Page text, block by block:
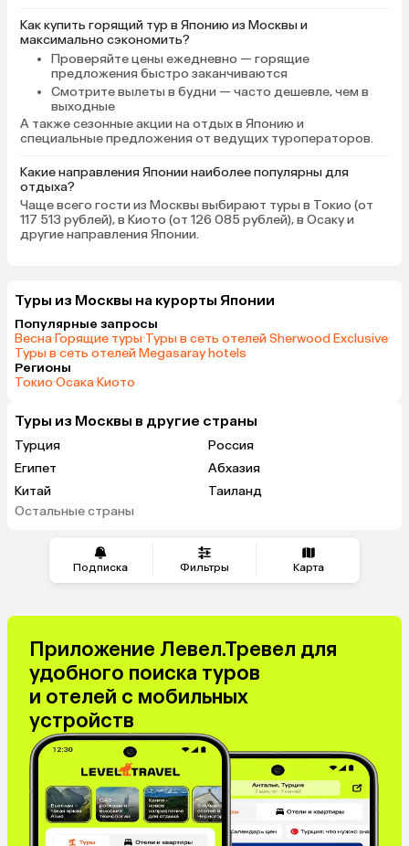
Подписка Фильтры Карта
Как купить горящий тур в Японию из Москвы и
максимально сэкономить?
Проверяйте цены ежедневно — горящие
предложения быстро заканчиваются
Смотрите вылеты в будни — часто дешевле, чем в
выходные
А также сезонные акции на отдых в Японию и
специальные предложения от ведущих туроператоров.
Какие направления Японии наиболее популярны для
отдыха?
Чаще всего гости из Москвы выбирают туры в Токио (от
117 513 рублей), в Киото (от 126 085 рублей), в Осаку и
другие направления Японии.
Туры из Москвы на курорты Японии
Популярные запросы
Весна·Горящие туры·Туры в сеть отелей Sherwood Exclusive·
Туры в сеть отелей Megasaray hotels
Регионы
Токио·Осака·Киото
Туры из Москвы в другие страны
Турция
Россия
Египет
Абхазия
Китай
Таиланд
ОАЭ
Мальдивы
Танзания
Шри-Ланка
Сейшелы
Маврикий
Малайзия
Оман
Филиппины
Гонконг
Саудовская Аравия
Бахрейн
Куба
Остальные страны
Приложение Левел.Тревел для
удобного поиска туров
и отелей с мобильных
устройств